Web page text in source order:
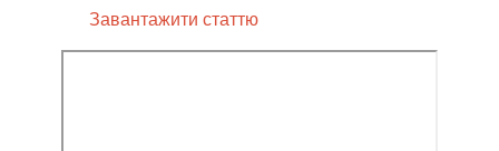
Завантажити статтю